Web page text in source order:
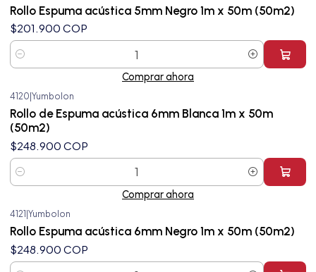
Rollo Espuma acústica 5mm Negro 1m x 50m (50m2)
$201.900 COP
Cantidad
Comprar ahora
4120 Yumbolon
Rollo de Espuma acústica 6mm Blanca 1m x 50m
(50m2)
$248.900 COP
Cantidad
Comprar ahora
4121 Yumbolon
Rollo Espuma acústica 6mm Negro 1m x 50m (50m2)
$248.900 COP